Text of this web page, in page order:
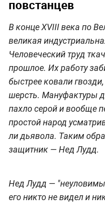
повстанцев
В конце XVIII века по
великая
Человеческий труд
прошлое. Их работу
быстрее ковали
шерсть. Мануфактуры
пахло серой и вообще
простой народ
ли дьявола. Таким
защитник — Нед Лудд.
Нед Лудд —
его никто не видел и